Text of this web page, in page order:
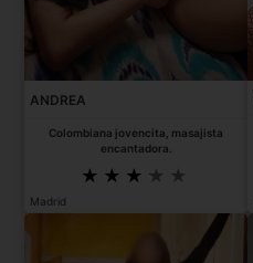
ANDREA
Colombiana jovencita, masajista
encantadora.
Madrid